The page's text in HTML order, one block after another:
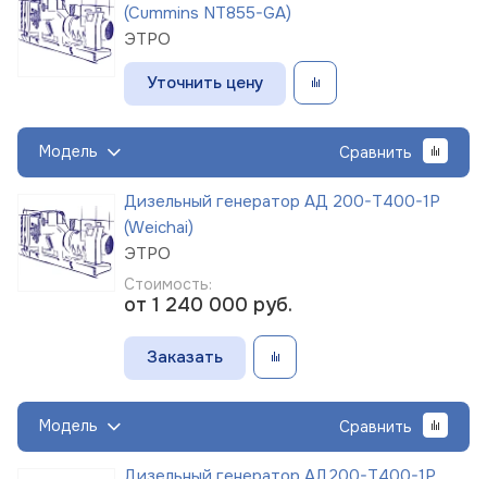
(Cummins NT855-GA)
ЭТРО
Уточнить цену
Модель Сравнить
Дизельный генератор АД 200-Т400-1Р
(Weichai)
ЭТРО
Стоимость:
от 1 240 000 руб.
Заказать
Модель Сравнить